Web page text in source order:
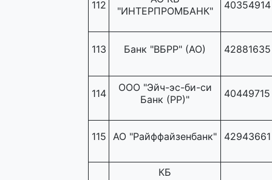
112
"ИНТЕРПРОМБАНК"
40354914
113 Банк "ВБРР" (АО) 42881635
114
ООО "Эйч-эс-би-си
Банк (РР)"
40449715
115 АО "Райффайзенбанк" 42943661
КБ